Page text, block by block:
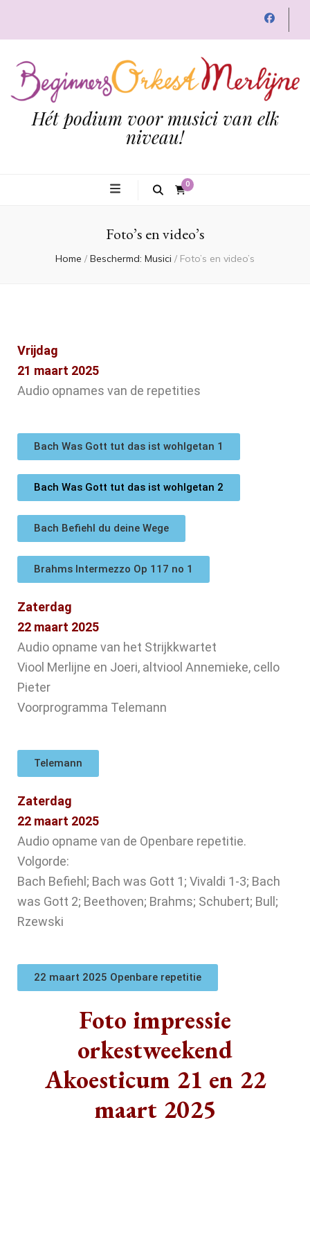
Hét podium voor musici van elk
niveau!
0
Foto’s en video’s
Home / Beschermd: Musici / Foto’s en video’s
Vrijdag
21 maart 2025
Audio opnames van de repetities
Bach Was Gott tut das ist wohlgetan 1
Bach Was Gott tut das ist wohlgetan 2
Bach Befiehl du deine Wege
Brahms Intermezzo Op 117 no 1
Zaterdag
22 maart 2025
Audio opname van het Strijkkwartet
Viool Merlijne en Joeri, altviool Annemieke, cello
Pieter
Voorprogramma Telemann
Telemann
Zaterdag
22 maart 2025
Audio opname van de Openbare repetitie.
Volgorde:
Bach Befiehl; Bach was Gott 1; Vivaldi 1-3; Bach
was Gott 2; Beethoven; Brahms; Schubert; Bull;
Rzewski
22 maart 2025 Openbare repetitie
Foto impressie
orkestweekend
Akoesticum 21 en 22
maart 2025